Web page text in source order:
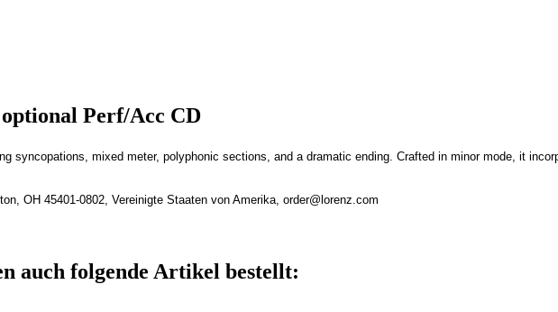
Perf/Acc CD
syncopations, mixed meter, polyphonic sections, and a dramatic ending. Crafted in minor mode, it
OH 45401-0802, Vereinigte Staaten von Amerika, order@lorenz.com
auch folgende Artikel bestellt: